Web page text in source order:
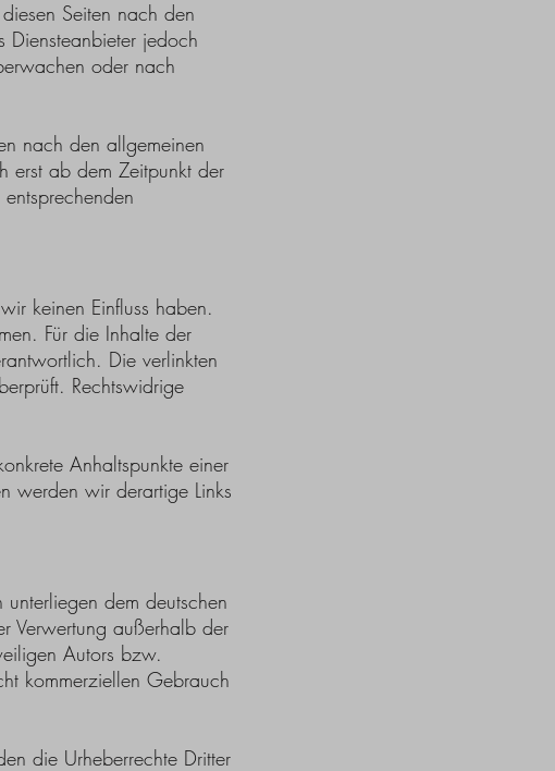
Seiten nach den
jedoch
oder nach
nach den allgemeinen
erst ab dem Zeitpunkt der
keinen Einfluss haben.
Für die Inhalte der
Die verlinkten
Rechtswidrige
Anhaltspunkte einer
werden wir derartige Links
dem deutschen
Verwertung außerhalb der
Autors bzw.
kommerziellen Gebrauch
die Urheberrechte Dritter